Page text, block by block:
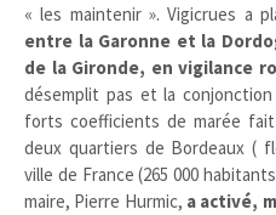
« les maintenir ». Vigicrues a
entre la Garonne et la
de la Gironde, en vigilance
désemplit pas et la
forts coefficients de marée
deux quartiers de Bordeaux (
ville de France (265 000
maire, Pierre Hurmic, a activé,